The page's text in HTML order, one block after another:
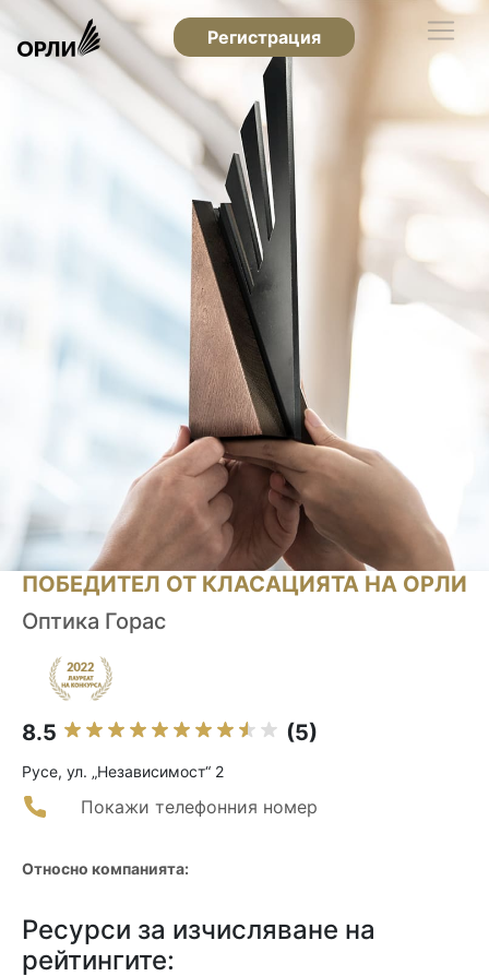
Регистрация
ПОБЕДИТЕЛ ОТ КЛАСАЦИЯТА НА ОРЛИ
Оптика Горас
8.5 (5)
Русе, ул. „Независимост“ 2
Покажи телефонния номер
Относно компанията:
Ресурси за изчисляване на
рейтингите: